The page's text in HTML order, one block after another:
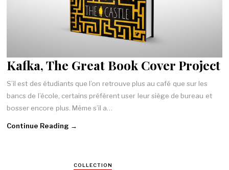
Kafka, The Great Book Cover Project
S’il est des étudiants que l’on retrouve plus au café que sur les
bancs de l’école, certains préfèrent user leur siège de bureau et
bosser encore plus. Même s’il a…
Continue Reading →
COLLECTION